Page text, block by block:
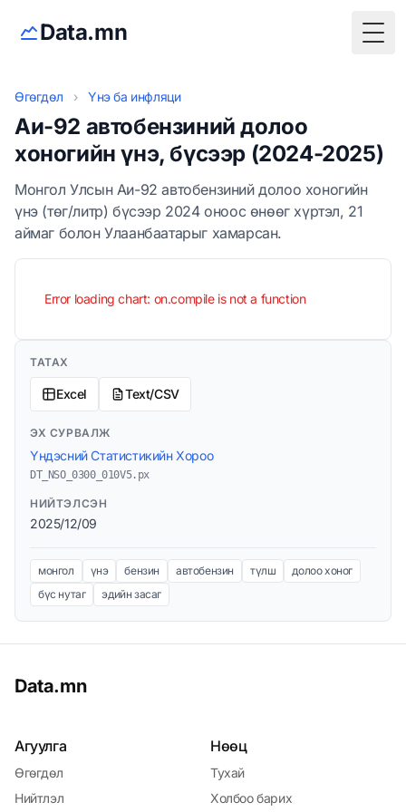
Data.mn
Өгөгдөл › Үнэ ба инфляци
Аи-92 автобензиний долоо
хоногийн үнэ, бүсээр (2024-2025)
Монгол Улсын Аи-92 автобензиний долоо хоногийн
үнэ (төг/литр) бүсээр 2024 оноос өнөөг хүртэл, 21
аймаг болон Улаанбаатарыг хамарсан.
Error loading chart: on.compile is not a function
ТАТАХ
Excel Text/CSV
ЭХ СУРВАЛЖ
Үндэсний Статистикийн Хороо
DT_NSO_0300_010V5.px
НИЙТЭЛСЭН
2025/12/09
монгол үнэ бензин автобензин түлш
долоо хоног
бүс нутаг
эдийн засаг
Data.mn
Агуулга
Өгөгдөл
Нийтлэл
Нөөц
Тухай
Холбоо барих